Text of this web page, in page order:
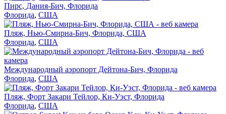
Пирс, Дания-Бич, Флорида
Флорида, США
Пляж, Нью-Смирна-Бич, Флорида, США
Флорида, США
Международный аэропорт Дейтона-Бич, Флорида
Флорида, США
Пляж, Форт Закари Тейлор, Ки-Уэст, Флорида
Флорида, США